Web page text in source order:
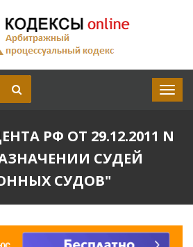
РФ ОТ 29.12.2011 N
СУДЕЙ
СУДОВ"